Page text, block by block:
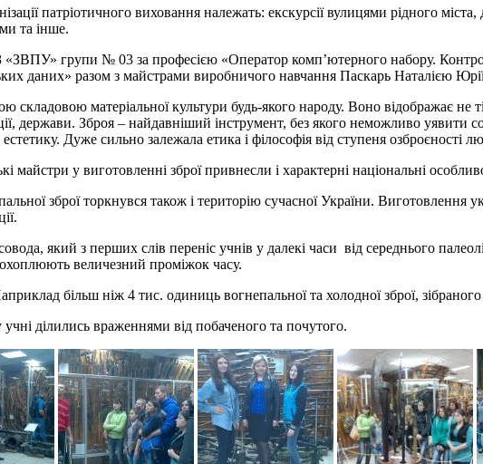
патріотичного виховання належать: екскурсії вулицями рідного
та інше.
групи № 03 за професією «Оператор комп’ютерного набору.
даних» разом з майстрами виробничого навчання Паскарь Наталією
складовою матеріальної культури будь-якого народу. Воно відображає не
держави. Зброя – найдавніший інструмент, без якого неможливо уявити
естетику. Дуже сильно залежала етика і філософія від ступеня
майстри у виготовленні зброї привнесли і характерні національні
зброї торкнувся також і територію сучасної України. Виготовлення
який з перших слів переніс учнів у далекі часи від середнього
величезний проміжок часу.
більш ніж 4 тис. одиниць вогнепальної та холодної зброї,
ділились враженнями від побаченого та почутого.